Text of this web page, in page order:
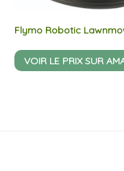
Flymo Robotic
VOIR LE PRIX SUR